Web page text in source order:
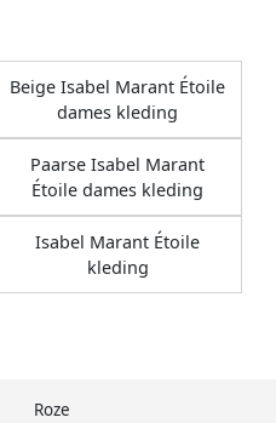
Roze
Beige Isabel Marant Étoile
dames kleding
Paarse Isabel Marant
Étoile dames kleding
Isabel Marant Étoile
kleding